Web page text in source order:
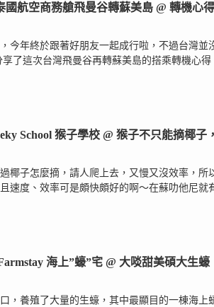
國航空商務艙飛曼谷轉蘇美島 @ 轉機心得
今年終於跟著好朋友一起成行啦，不過台灣並
了這次台灣飛曼谷再轉蘇美島的搭乘轉機心得
School 猴子學校 @ 猴子不只能摘椰子，
椰子怎麼摘，請人爬上去，又慢又沒效率，所
速度、效率可是頗快頗好的啊～在蘇叻他尼就
海上”蠔”宅 @ 大啖甜美碩大生蠔
，養殖了大量的生蠔，其中最顯目的一棟海上